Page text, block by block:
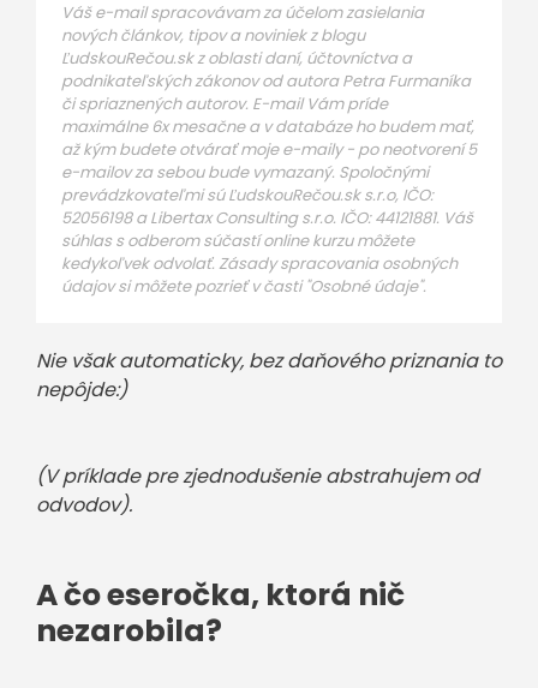
Váš e-mail spracovávam za účelom zasielania
nových článkov, tipov a noviniek z blogu
ĽudskouRečou.sk z oblasti daní, účtovníctva a
podnikateľských zákonov od autora Petra Furmaníka
či spriaznených autorov. E-mail Vám príde
maximálne 6x mesačne a v databáze ho budem mať,
až kým budete otvárať moje e-maily - po neotvorení 5
e-mailov za sebou bude vymazaný. Spoločnými
prevádzkovateľmi sú ĽudskouRečou.sk s.r.o, IČO:
52056198 a Libertax Consulting s.r.o. IČO: 44121881. Váš
súhlas s odberom súčastí online kurzu môžete
kedykoľvek odvolať. Zásady spracovania osobných
údajov si môžete pozrieť v časti "Osobné údaje".
Nie však automaticky, bez daňového priznania to
nepôjde:)
(V príklade pre zjednodušenie abstrahujem od
odvodov).
A čo eseročka, ktorá nič
nezarobila?